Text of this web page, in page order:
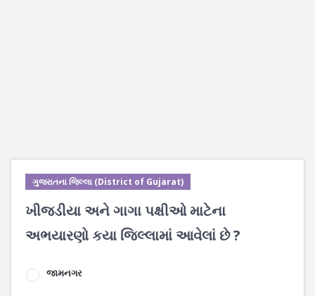
ગુજરાતના જિલ્લા (District of Gujarat)
ખીજડીયા અને ગાગા પક્ષીઓ માટેના
અભયારણો કયા જિલ્લામાં આવેલાં છે ?
જામનગર